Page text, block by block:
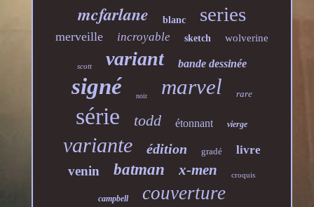
mcfarlane blanc series
merveille incroyable sketch wolverine
scott variant bande dessinée
signé noir marvel rare
série todd étonnant vierge
variante édition gradé livre
venin batman x-men croquis
campbell couverture